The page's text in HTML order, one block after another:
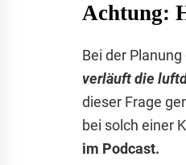
Achtung:
Bei der
verläuft die
dieser Frage
bei solch einer
im Podcast.